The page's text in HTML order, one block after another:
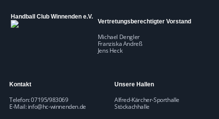
Handball Club Winnenden e.V.
Vertretungsberechtigter Vorstand
Michael Dengler
Franziska Andreß
Jens Heck
Kontakt
Telefon: 07195/983069
E-Mail:info@hc-winnenden.de
Unsere Hallen
Alfred-Kärcher-Sporthalle
Stöckachhalle